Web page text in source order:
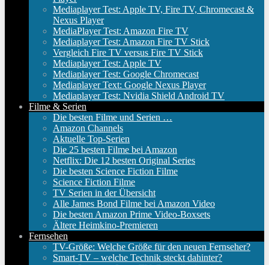
Mediaplayer Test: Apple TV, Fire TV, Chromecast &
Nexus Player
MediaPlayer Test: Amazon Fire TV
Mediaplayer Test: Amazon Fire TV Stick
Vergleich Fire TV versus Fire TV Stick
Mediaplayer Test: Apple TV
Mediaplayer Test: Google Chromecast
Mediaplayer Text: Google Nexus Player
Mediaplayer Test: Nvidia Shield Android TV
Filme & Serien
Die besten Filme und Serien …
Amazon Channels
Aktuelle Top-Serien
Die 25 besten Filme bei Amazon
Netflix: Die 12 besten Original Series
Die besten Science Fiction Filme
Science Fiction Filme
TV Serien in der Übersicht
Alle James Bond Filme bei Amazon Video
Die besten Amazon Prime Video-Boxsets
Ältere Heimkino-Premieren
Fernsehen
TV-Größe: Welche Größe für den neuen Fernseher?
Smart-TV – welche Technik steckt dahinter?